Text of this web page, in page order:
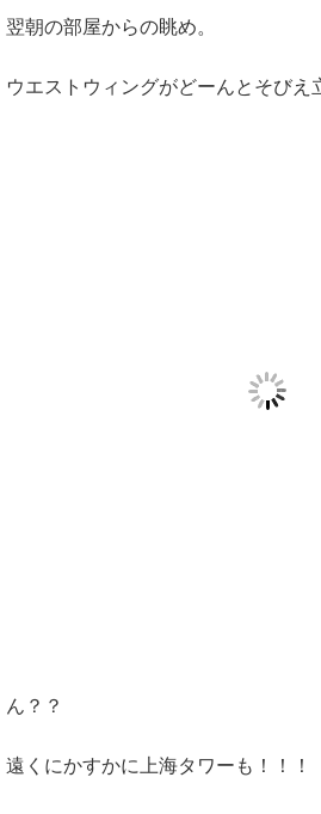
翌朝の部屋からの眺め。
ウエストウィングがどーんとそびえ
ん？？
遠くにかすかに上海タワーも！！！